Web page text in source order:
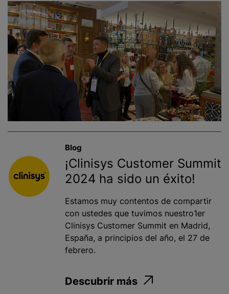
Blog
¡Clinisys Customer Summit
2024 ha sido un éxito!
Estamos muy contentos de compartir
con ustedes que tuvimos nuestro1er
Clinisys Customer Summit en Madrid,
España, a principios del año, el 27 de
febrero.
Descubrir más